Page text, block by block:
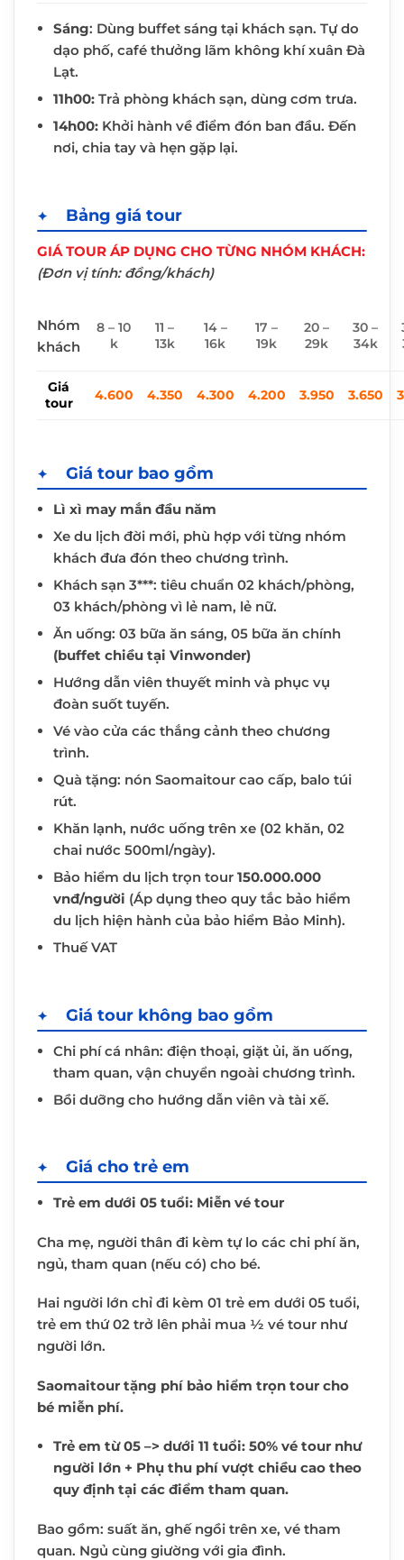
Sáng: Dùng buffet sáng tại khách sạn. Tự do
dạo phố, café thưởng lãm không khí xuân Đà
Lạt.
11h00: Trả phòng khách sạn, dùng cơm trưa.
14h00: Khởi hành về điểm đón ban đầu. Đến
nơi, chia tay và hẹn gặp lại.
Bảng giá tour
GIÁ TOUR ÁP DỤNG CHO TỪNG NHÓM KHÁCH:
(Đơn vị tính: đồng/khách)
Nhóm
khách
8 – 10
k
11 –
13k
14 –
16k
17 –
19k
20 –
29k
30 –
34k
Giá
tour
4.600 4.350 4.300 4.200 3.950 3.650
Giá tour bao gồm
Lì xì may mắn đầu năm
Xe du lịch đời mới, phù hợp với từng nhóm
khách đưa đón theo chương trình.
Khách sạn 3***: tiêu chuẩn 02 khách/phòng,
03 khách/phòng vì lẻ nam, lẻ nữ.
Ăn uống: 03 bữa ăn sáng, 05 bữa ăn chính
(buffet chiều tại Vinwonder)
Hướng dẫn viên thuyết minh và phục vụ
đoàn suốt tuyến.
Vé vào cửa các thắng cảnh theo chương
trình.
Quà tặng: nón Saomaitour cao cấp, balo túi
rút.
Khăn lạnh, nước uống trên xe (02 khăn, 02
chai nước 500ml/ngày).
Bảo hiểm du lịch trọn tour 150.000.000
vnđ/người (Áp dụng theo quy tắc bảo hiểm
du lịch hiện hành của bảo hiểm Bảo Minh).
Thuế VAT
Giá tour không bao gồm
Chi phí cá nhân: điện thoại, giặt ủi, ăn uống,
tham quan, vận chuyển ngoài chương trình.
Bồi dưỡng cho hướng dẫn viên và tài xế.
Giá cho trẻ em
Trẻ em dưới 05 tuổi: Miễn vé tour
Cha mẹ, người thân đi kèm tự lo các chi phí ăn,
ngủ, tham quan (nếu có) cho bé.
Hai người lớn chỉ đi kèm 01 trẻ em dưới 05 tuổi,
trẻ em thứ 02 trở lên phải mua ½ vé tour như
người lớn.
Saomaitour tặng phí bảo hiểm trọn tour cho
bé miễn phí.
Trẻ em từ 05 –> dưới 11 tuổi: 50% vé tour như
người lớn + Phụ thu phí vượt chiều cao theo
quy định tại các điểm tham quan.
Bao gồm: suất ăn, ghế ngồi trên xe, vé tham
quan. Ngủ cùng giường với gia đình.